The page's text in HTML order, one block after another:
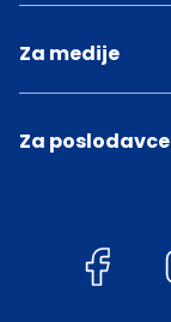
Za medije
Za poslodavce